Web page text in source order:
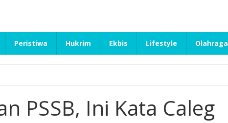
Peristiwa Hukrim Ekbis Lifestyle Olahraga
PSSB, Ini Kata Caleg